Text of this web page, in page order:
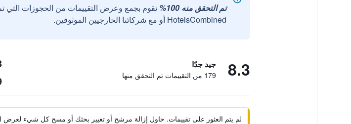
تم التحقق منه 100%
نقوم بجمع وعرض التقييمات من الحجوزات التي
HotelsCombined أو مع شركائنا الخارجيين الموثوقين.
8.3 جيد جدًا
179 من التقييمات تم التحقق منها
لم يتم العثور على تقييمات. حاول إزالة مرشح أو تغيير بحثك أو مسح كل شيء لعرض